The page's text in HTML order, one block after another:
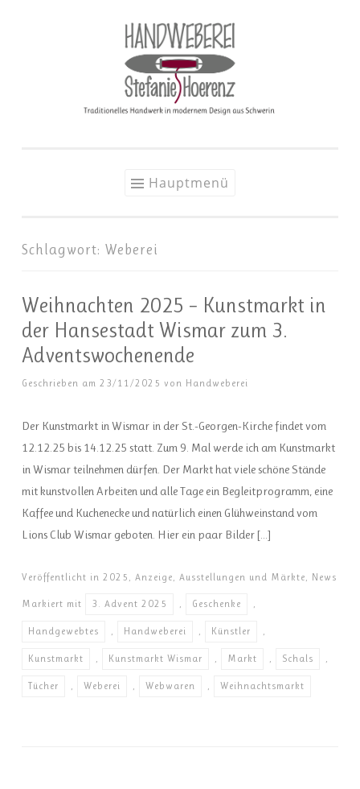
Hauptmenü
Schlagwort: Weberei
Weihnachten 2025 – Kunstmarkt in
der Hansestadt Wismar zum 3.
Adventswochenende
Geschrieben am 23/11/2025 von Handweberei
Der Kunstmarkt in Wismar in der St.-Georgen-Kirche findet vom
12.12.25 bis 14.12.25 statt. Zum 9. Mal werde ich am Kunstmarkt
in Wismar teilnehmen dürfen. Der Markt hat viele schöne Stände
mit kunstvollen Arbeiten und alle Tage ein Begleitprogramm, eine
Kaffee und Kuchenecke und natürlich einen Glühweinstand vom
Lions Club Wismar geboten. Hier ein paar Bilder […]
Veröffentlicht in 2025 , Anzeige, Ausstellungen und Märkte, News
Markiert mit 3. Advent 2025 , Geschenke ,
Handgewebtes , Handweberei , Künstler ,
Kunstmarkt , Kunstmarkt Wismar , Markt , Schals ,
Tücher , Weberei , Webwaren , Weihnachtsmarkt